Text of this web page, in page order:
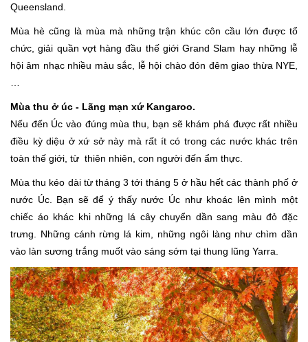
Queensland.
Mùa hè cũng là mùa mà những trận khúc côn cầu lớn được tổ
chức, giải quần vợt hàng đầu thế giới Grand Slam hay những lễ
hội âm nhạc nhiều màu sắc, lễ hội chào đón đêm giao thừa NYE,
Mùa thu ở úc - Lãng mạn xứ Kangaroo.
Nếu đến Úc vào đúng mùa thu, bạn sẽ khám phá được rất nhiều
điều kỳ diệu ở xứ sở này mà rất ít có trong các nước khác trên
toàn thế giới, từ thiên nhiên, con người đến ẩm thực.
Mùa thu kéo dài từ tháng 3 tới tháng 5 ở hầu hết các thành phố ở
nước Úc. Bạn sẽ để ý thấy nước Úc như khoác lên mình một
chiếc áo khác khi những lá cây chuyển dần sang màu đỏ đặc
trưng. Những cánh rừng lá kim, những ngôi làng như chìm dần
vào làn sương trắng muốt vào sáng sớm tại thung lũng Yarra.